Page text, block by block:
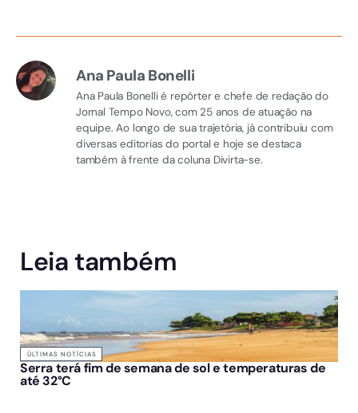
Ana Paula Bonelli
Ana Paula Bonelli é repórter e chefe de redação do
Jornal Tempo Novo, com 25 anos de atuação na
equipe. Ao longo de sua trajetória, já contribuiu com
diversas editorias do portal e hoje se destaca
também à frente da coluna Divirta-se.
Leia também
ÚLTIMAS NOTÍCIAS
Serra terá fim de semana de sol e temperaturas de
até 32°C